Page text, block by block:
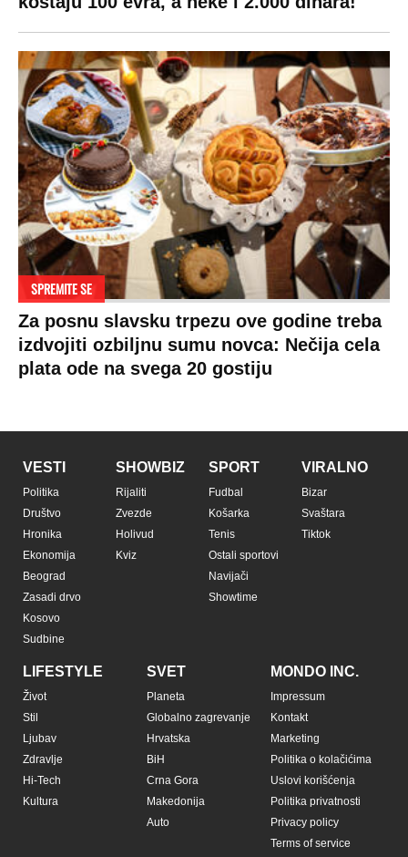
Društvo
Hronika
Ekonomija
Beograd
Zasadi drvo
Kosovo
Sudbine
Zvezde
Holivud
Kviz
Košarka
Ostali sportovi
Navijači
Showtime
Svaštara
Tiktok
LIFESTYLE
Život
Stil
Ljubav
Zdravlje
Hi-Tech
Kultura
SVET
Planeta
Globalno zagrevanje
Hrvatska
BiH
Crna Gora
Makedonija
Auto
MONDO INC.
Impressum
Kontakt
Marketing
Politika o kolačićima
Uslovi korišćenja
Politika privatnosti
Privacy policy
Terms of service
Pratite nas na:
Copyright © Espreso.co.rs 2026. Sva prava zadržana. Mondo inc.